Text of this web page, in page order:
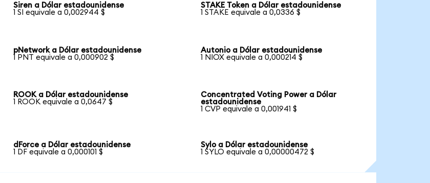
Siren a Dólar estadounidense
1 SI equivale a 0,002944 $
STAKE Token a Dólar estadounidense
1 STAKE equivale a 0,0336 $
pNetwork a Dólar estadounidense
1 PNT equivale a 0,000902 $
Autonio a Dólar estadounidense
1 NIOX equivale a 0,000214 $
ROOK a Dólar estadounidense
1 ROOK equivale a 0,0647 $
Concentrated Voting Power a Dólar
estadounidense
1 CVP equivale a 0,001941 $
dForce a Dólar estadounidense
1 DF equivale a 0,000101 $
Sylo a Dólar estadounidense
1 SYLO equivale a 0,00000472 $